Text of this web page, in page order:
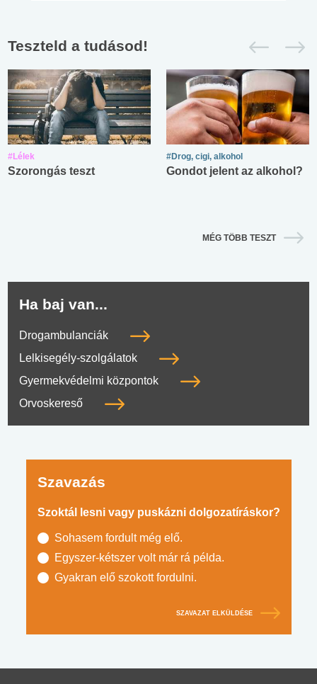
Teszteld a tudásod!
#Lélek
Szorongás teszt
#Drog, cigi, alkohol
Gondot jelent az alkohol?
MÉG TÖBB TESZT
Ha baj van...
Drogambulanciák
Lelkisegély-szolgálatok
Gyermekvédelmi központok
Orvoskereső
Szavazás
Szoktál lesni vagy puskázni dolgozatíráskor?
Sohasem fordult még elő.
Egyszer-kétszer volt már rá példa.
Gyakran elő szokott fordulni.
SZAVAZAT ELKÜLDÉSE